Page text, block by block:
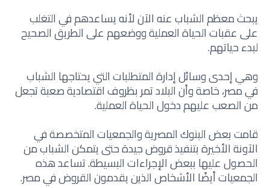
يبحث معظم الشباب عنه الآن لأنه يساعدهم في التغلب
على عقبات الحياة العملية ووضعهم على الطريق الصحيح
لبدء حياتهم.
وهي إحدى وسائل إدارة المتطلبات التي يحتاجها الشباب
في مصر، خاصة وأن البلاد تمر بظروف اقتصادية صعبة تجعل
من الصعب عليهم دخول الحياة العملية.
قامت بعض البنوك المصرية والجمعيات المتخصصة في
الآونة الأخيرة بتنفيذ قروض جيدة حتى يتمكن الشباب من
الحصول عليها ببعض الإجراءات البسيطة. تساعد هذه
الجمعيات أيضًا الأشخاص الذين يقدمون القروض في مصر.